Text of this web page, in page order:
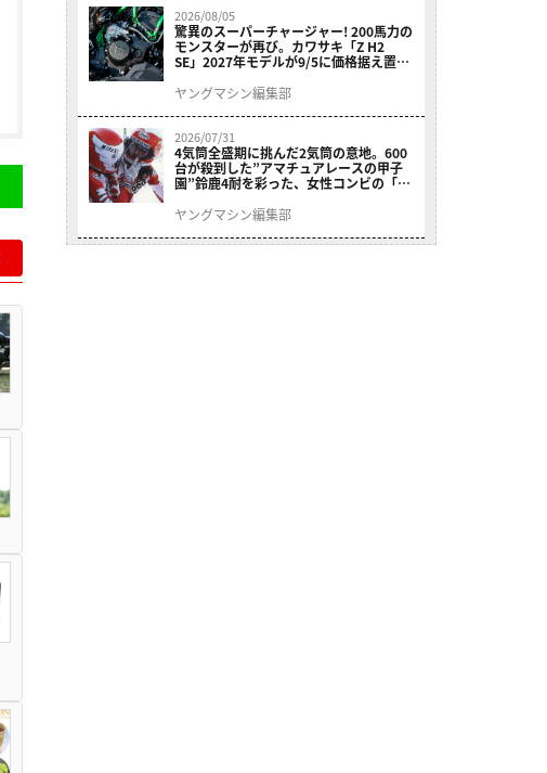
2026/08/05
驚異のスーパーチャージャー! 200馬力の
モンスターが再び。カワサキ「Z H2
SE」2027年モデルが9/5に価格据え置き
ヤングマシン編集部
2026/07/31
4気筒全盛期に挑んだ2気筒の意地。600
台が殺到した”アマチュアレースの甲子
園”鈴鹿4耐を彩った、女性コンビの「ス
ヤングマシン編集部